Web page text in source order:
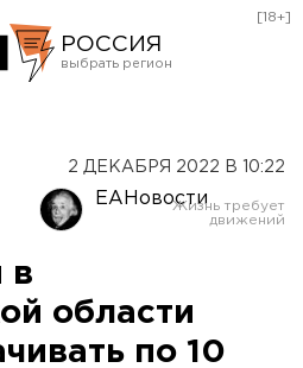
РОССИЯ
Оренбург
[18+]
2 ДЕКАБРЯ 2022 В 10:22
ЕАНовости
в
области
по 10